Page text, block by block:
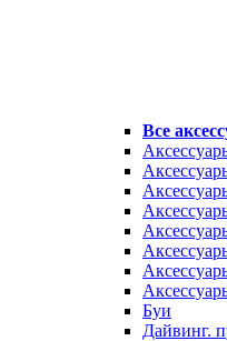
Все
Буи
Дайвинг.